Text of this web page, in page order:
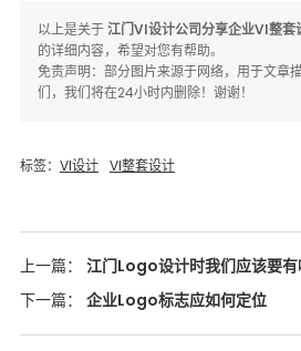
以上是关于江门VI设计公司分享企业VI整套
的详细内容，希望对您有帮助。
免责声明：部分图片来源于网络，用于文章
们，我们将在24小时内删除！谢谢！
标签： VI设计 VI整套设计
上一篇：
江门Logo设计时我们应该要
下一篇：
企业Logo标志应如何定位